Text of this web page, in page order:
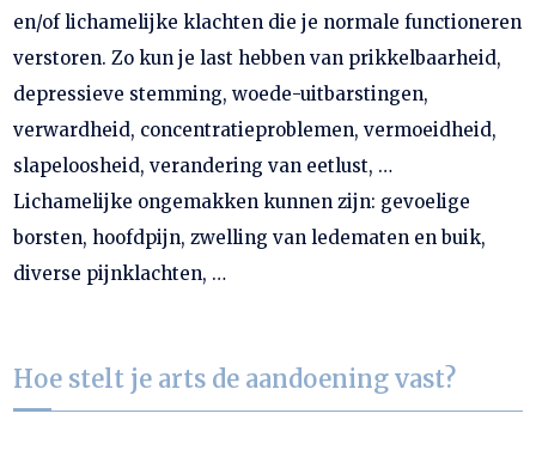
en/of lichamelijke klachten die je normale functioneren
verstoren. Zo kun je last hebben van prikkelbaarheid,
depressieve stemming, woede-uitbarstingen,
verwardheid, concentratieproblemen, vermoeidheid,
slapeloosheid, verandering van eetlust, …
Lichamelijke ongemakken kunnen zijn: gevoelige
borsten, hoofdpijn, zwelling van ledematen en buik,
diverse pijnklachten, …
Hoe stelt je arts de aandoening vast?